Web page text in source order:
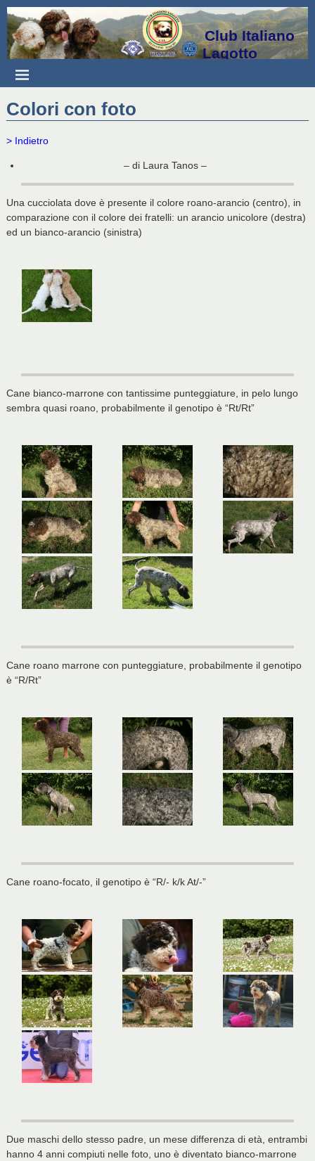
Club Italiano
Lagotto
Colori con foto
> Indietro
– di Laura Tanos –
Una cucciolata dove è presente il colore roano-arancio (centro), in
comparazione con il colore dei fratelli: un arancio unicolore (destra)
ed un bianco-arancio (sinistra)
Cane bianco-marrone con tantissime punteggiature, in pelo lungo
sembra quasi roano, probabilmente il genotipo è “Rt/Rt”
Cane roano marrone con punteggiature, probabilmente il genotipo
è “R/Rt”
Cane roano-focato, il genotipo è “R/- k/k At/-”
Due maschi dello stesso padre, un mese differenza di età, entrambi
hanno 4 anni compiuti nelle foto, uno è diventato bianco-marrone